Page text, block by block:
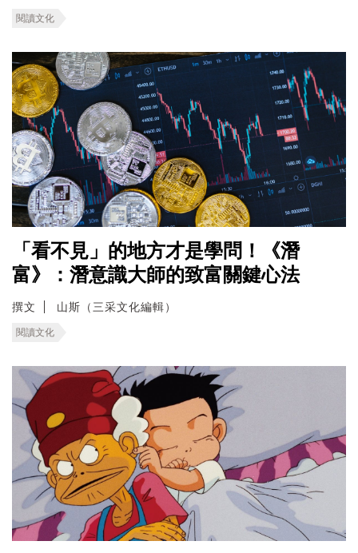
閱讀文化
「看不見」的地方才是學問！《潛
富》：潛意識大師的致富關鍵心法
撰文 山斯（三采文化編輯）
閱讀文化